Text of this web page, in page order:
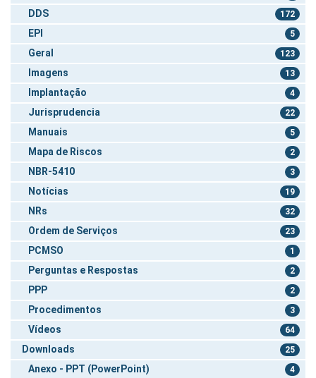
DDS 172
EPI 5
Geral 123
Imagens 13
Implantação 4
Jurisprudencia 22
Manuais 5
Mapa de Riscos 2
NBR-5410 3
Notícias 19
NRs 32
Ordem de Serviços 23
PCMSO 1
Perguntas e Respostas 2
PPP 2
Procedimentos 3
Vídeos 64
Downloads 25
Anexo - PPT (PowerPoint) 4